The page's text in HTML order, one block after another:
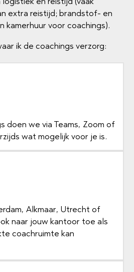
extra reistijd; brandstof- en
kamerhuur voor coachings).
ik de coachings verzorg:
doen we via Teams, Zoom of
wat mogelijk voor je is.
Alkmaar, Utrecht of
naar jouw kantoor toe als
coachruimte kan